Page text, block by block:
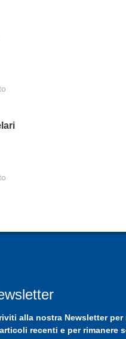
alla nostra Newsletterper
recenti e per rimanere